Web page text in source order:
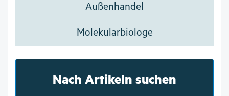
Außenhandel
Molekularbiologe
Nach Artikeln suchen